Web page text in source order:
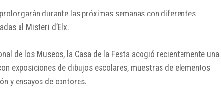
durante las próximas semanas con diferentes
al Misteri d’Elx.
de los Museos, la Casa de la Festa acogió recientemente una
exposiciones de dibujos escolares, muestras de elementos
y ensayos de cantores.